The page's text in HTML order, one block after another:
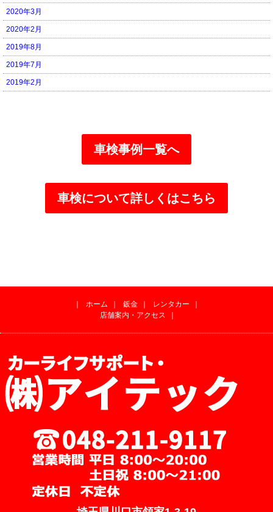
2020年3月
2020年2月
2019年8月
2019年7月
2019年2月
車検事例一覧へ
車検について詳しくはこちら
ホーム 鈑金 レンタカー
店舗案内・アクセス